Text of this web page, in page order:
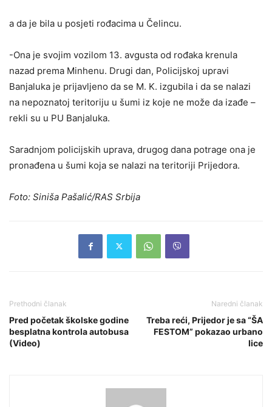
a da je bila u posjeti rođacima u Čelincu.
-Ona je svojim vozilom 13. avgusta od rođaka krenula
nazad prema Minhenu. Drugi dan, Policijskoj upravi
Banjaluka je prijavljeno da se M. K. izgubila i da se nalazi
na nepoznatoj teritoriju u šumi iz koje ne može da izađe –
rekli su u PU Banjaluka.
Saradnjom policijskih uprava, drugog dana potrage ona je
pronađena u šumi koja se nalazi na teritoriji Prijedora.
Foto: Siniša Pašalić/RAS Srbija
Prethodni članak
Pred početak školske godine
besplatna kontrola autobusa
(Video)
Naredni članak
Treba reći, Prijedor je sa “ŠA
FESTOM” pokazao urbano
lice